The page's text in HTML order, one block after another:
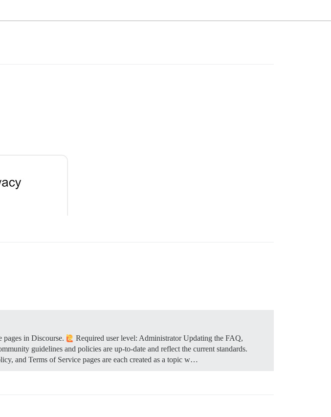
in Discourse.
Required user level: Administrator Updating the FAQ,
guidelines and policies are up-to-date and reflect the current standards.
and Terms of Service pages are each created as a topic w…